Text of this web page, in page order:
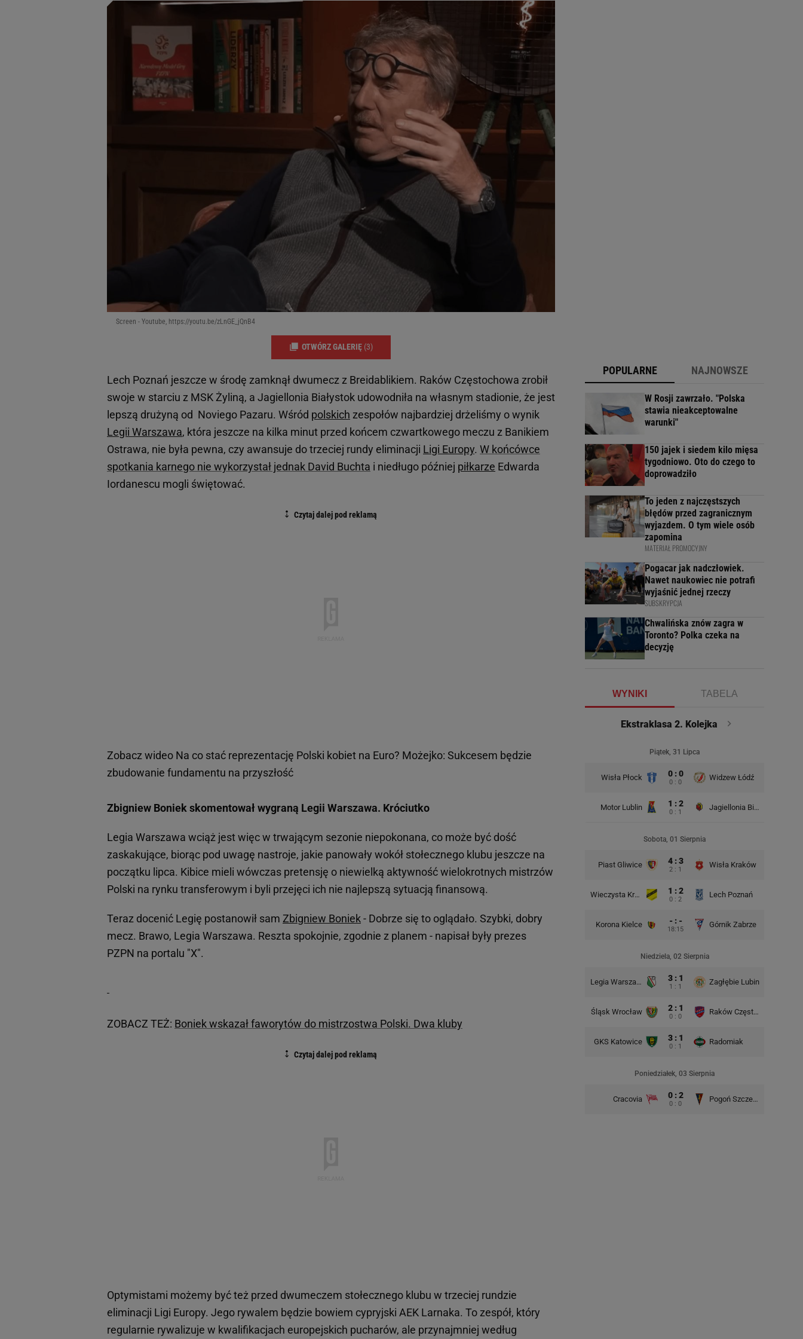
Screen - Youtube, https://youtu.be/zLnGE_jQnB4
OTWÓRZ GALERIĘ (3)
Lech Poznań jeszcze w środę zamknął dwumecz z Breidablikiem. Raków Częstochowa zrobił
swoje w starciu z MSK Żyliną, a Jagiellonia Białystok udowodniła na własnym stadionie, że jest
lepszą drużyną od Noviego Pazaru. Wśród polskich zespołów najbardziej drżeliśmy o wynik
Legii Warszawa, która jeszcze na kilka minut przed końcem czwartkowego meczu z Banikiem
Ostrawa, nie była pewna, czy awansuje do trzeciej rundy eliminacji Ligi Europy. W końcówce
spotkania karnego nie wykorzystał jednak David Buchta i niedługo później piłkarze Edwarda
Iordanescu mogli świętować.
Zobacz wideo Na co stać reprezentację Polski kobiet na Euro? Możejko: Sukcesem będzie
zbudowanie fundamentu na przyszłość
Zbigniew Boniek skomentował wygraną Legii Warszawa. Króciutko
Legia Warszawa wciąż jest więc w trwającym sezonie niepokonana, co może być dość
zaskakujące, biorąc pod uwagę nastroje, jakie panowały wokół stołecznego klubu jeszcze na
początku lipca. Kibice mieli wówczas pretensję o niewielką aktywność wielokrotnych mistrzów
Polski na rynku transferowym i byli przejęci ich nie najlepszą sytuacją finansową.
Teraz docenić Legię postanowił sam Zbigniew Boniek- Dobrze się to oglądało. Szybki, dobry
mecz. Brawo, Legia Warszawa. Reszta spokojnie, zgodnie z planem - napisał były prezes
PZPN na portalu "X".
ZOBACZ TEŻ: Boniek wskazał faworytów do mistrzostwa Polski. Dwa kluby
Optymistami możemy być też przed dwumeczem stołecznego klubu w trzeciej rundzie
eliminacji Ligi Europy. Jego rywalem będzie bowiem cypryjski AEK Larnaka. To zespół, który
regularnie rywalizuje w kwalifikacjach europejskich pucharów, ale przynajmniej według
POPULARNE NAJNOWSZE
W Rosji zawrzało. "Polska
stawia nieakceptowalne
warunki"
150 jajek i siedem kilo mięsa
tygodniowo. Oto do czego to
doprowadziło
To jeden z najczęstszych
błędów przed zagranicznym
wyjazdem. O tym wiele osób
zapomina
MATERIAŁ PROMOCYJNY
Pogacar jak nadczłowiek.
Nawet naukowiec nie potrafi
wyjaśnić jednej rzeczy
SUBSKRYPCJA
Chwalińska znów zagra w
Toronto? Polka czeka na
decyzję
WYNIKI TABELA
Ekstraklasa 2. Kolejka
Piątek, 31 Lipca
Wisła Płock 0 : 0
0 : 0
Widzew Łódź
Motor Lublin 1 : 2
0 : 1
Jagiellonia Białystok
Sobota, 01 Sierpnia
Piast Gliwice 4 : 3
2 : 1
Wisła Kraków
Wieczysta Kraków 1 : 2
0 : 2
Lech Poznań
Korona Kielce - : -
18:15
Górnik Zabrze
Niedziela, 02 Sierpnia
Legia Warszawa 3 : 1
1 : 1
Zagłębie Lubin
Śląsk Wrocław 2 : 1
0 : 0
Raków Częstochowa
GKS Katowice 3 : 1
0 : 1
Radomiak
Poniedziałek, 03 Sierpnia
Cracovia 0 : 2
0 : 0
Pogoń Szczecin